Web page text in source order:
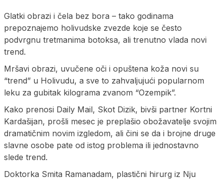
Glatki obrazi i čela bez bora – tako godinama
prepoznajemo holivudske zvezde koje se često
podvrgnu tretmanima botoksa, ali trenutno vlada novi
trend.
Mršavi obrazi, uvučene oči i opuštena koža novi su
“trend” u Holivudu, a sve to zahvaljujući popularnom
leku za gubitak kilograma zvanom “Ozempik”.
Kako prenosi Daily Mail, Skot Dizik, bivši partner Kortni
Kardašijan, prošli mesec je preplašio obožavatelje svojim
dramatičnim novim izgledom, ali čini se da i brojne druge
slavne osobe pate od istog problema ili jednostavno
slede trend.
Doktorka Smita Ramanadam, plastični hirurg iz Nju